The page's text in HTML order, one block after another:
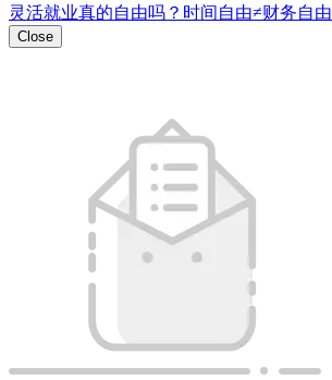
灵活就业真的自由吗？时间自由≠财务自由
Close